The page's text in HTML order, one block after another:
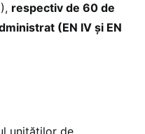
respectiv de 60 de
(EN IV și EN